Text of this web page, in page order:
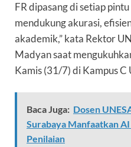
FR dipasang di setiap
mendukung akurasi,
akademik,” kata Rektor
Madyan saat
Kamis (31/7) di Kampus C
Baca Juga: Dosen
Surabaya Manfaatkan
Penilaian